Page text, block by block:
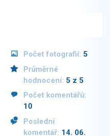
Počet fotografií: 5
Průměrné
hodnocení: 5 z 5
Počet komentářů:
10
Poslední
komentář: 14. 06.